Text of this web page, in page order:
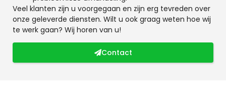
Veel klanten zijn u voorgegaan en zijn erg tevreden over
onze geleverde diensten. Wilt u ook graag weten hoe wij
te werk gaan? Wij horen van u!
Contact